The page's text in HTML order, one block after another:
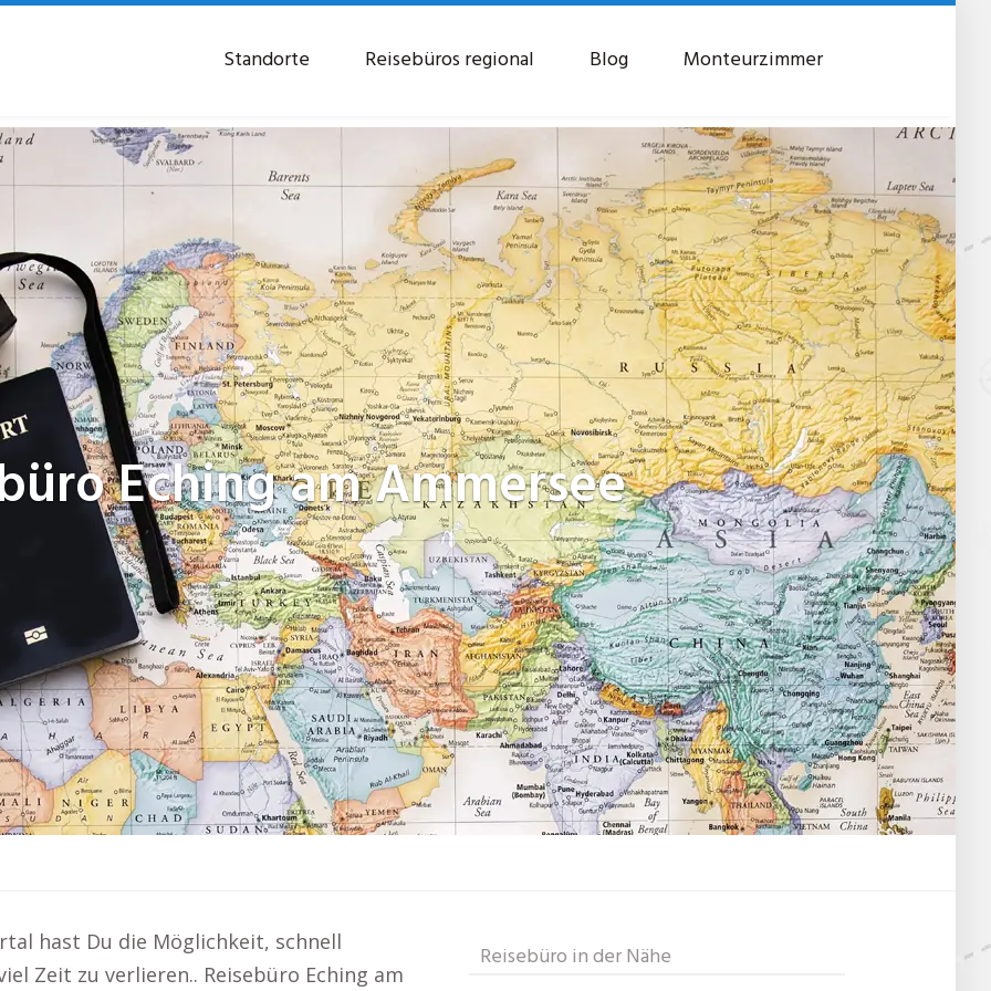
Standorte Reisebüros regional Blog Monteurzimmer
Eching am Ammersee
hast Du die Möglichkeit, schnell
Zeit zu verlieren.. Reisebüro Eching am
Reisebüro in der Nähe